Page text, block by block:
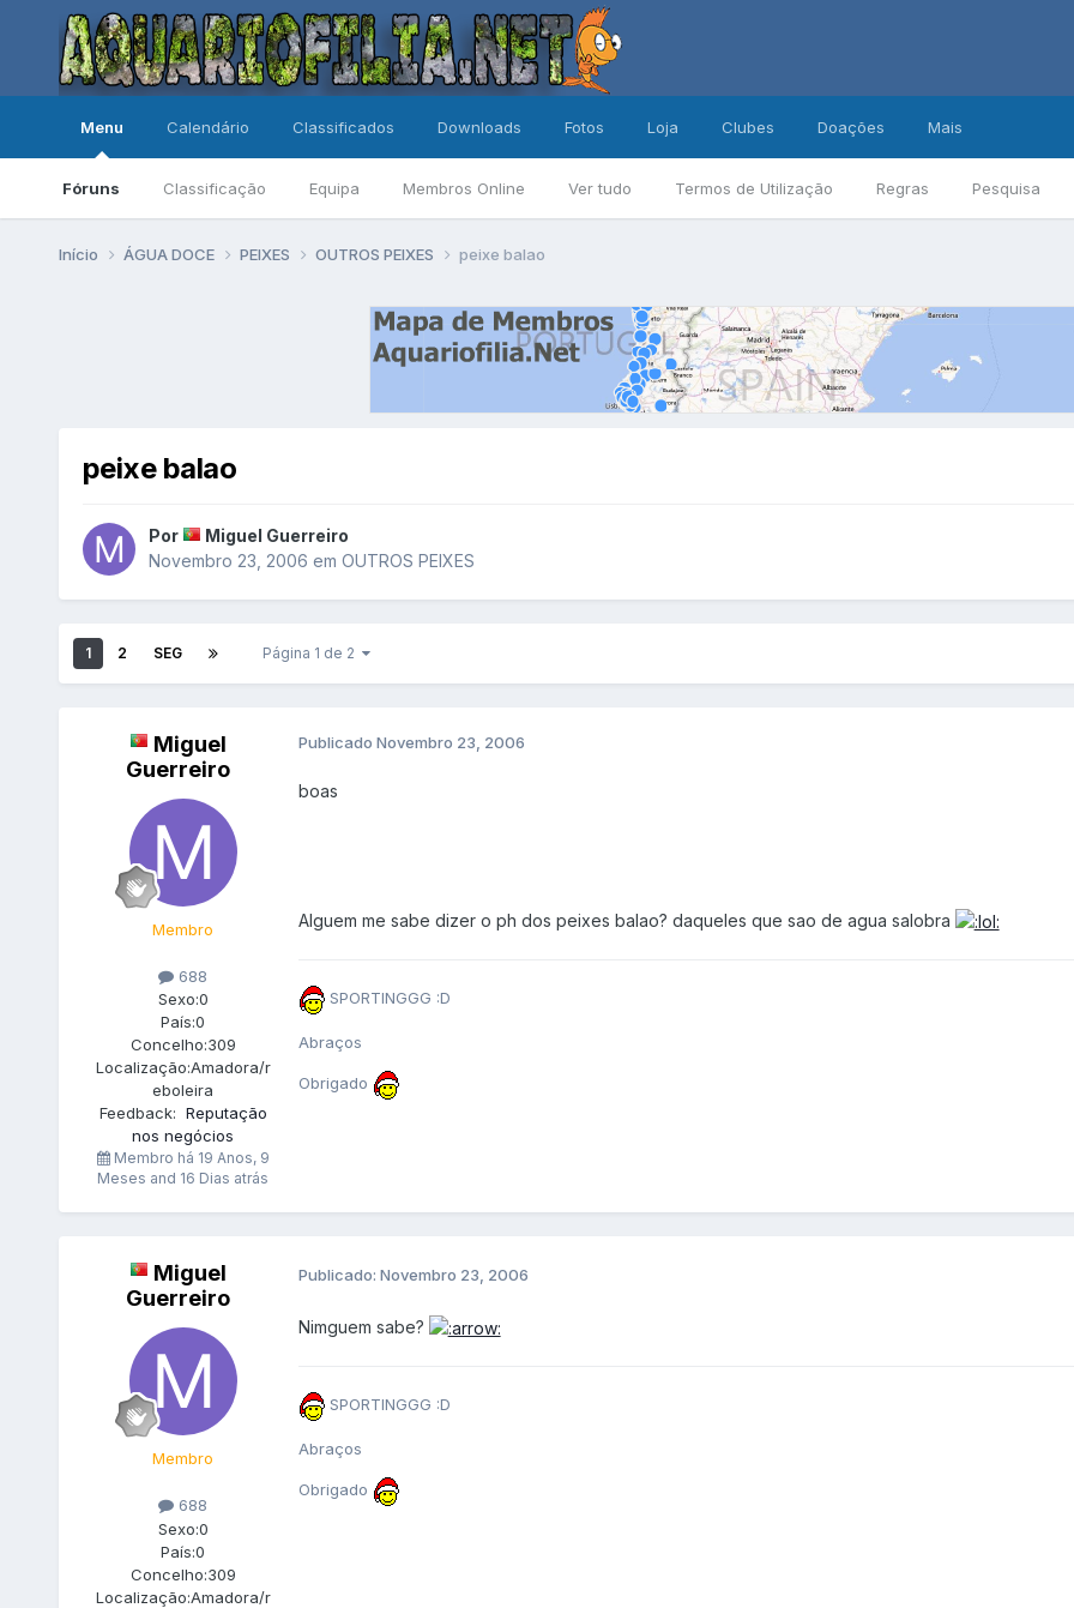
Menu
Fóruns Classificação Equipa Membros Online Ver tudo Termos de Utilização Regras Pesquisa
Calendário Classificados Downloads Fotos Loja Clubes Doações Mais
Início ÁGUA DOCE PEIXES OUTROS PEIXES peixe balao
peixe balao
Por
Miguel Guerreiro
Novembro 23, 2006 em OUTROS PEIXES
1 2 SEG Página 1 de 2
Miguel
Guerreiro
Membro
688
Sexo:0
País:0
Concelho:309
Localização:Amadora/r
eboleira
Feedback: Reputação
nos negócios
Membro há 19 Anos, 9
Meses and 16 Dias atrás
Publicado Novembro 23, 2006
boas
Alguem me sabe dizer o ph dos peixes balao? daqueles que sao de agua salobra
SPORTINGGG :D
Abraços
Obrigado
Miguel
Guerreiro
Membro
688
Sexo:0
País:0
Concelho:309
Localização:Amadora/r
Publicado: Novembro 23, 2006
Nimguem sabe?
SPORTINGGG :D
Abraços
Obrigado